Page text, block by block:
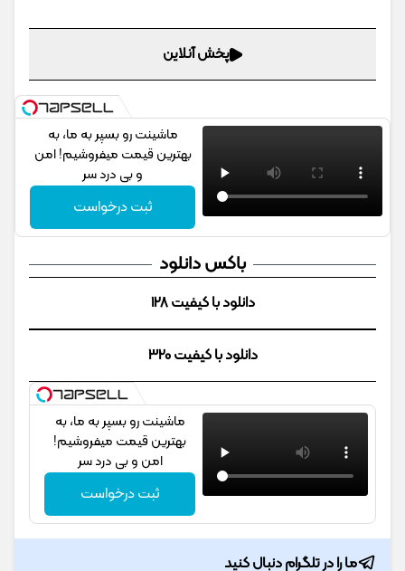
پخش آنلاین
ماشینت رو بسپر به ما، به
بهترین قیمت میفروشیم! امن
و بی درد سر
ثبت درخواست
باکس دانلود
دانلود با کیفیت 128
دانلود با کیفیت 320
ماشینت رو بسپر به ما، به
بهترین قیمت میفروشیم!
امن و بی درد سر
ثبت درخواست
ما را در تلگرام دنبال کنید